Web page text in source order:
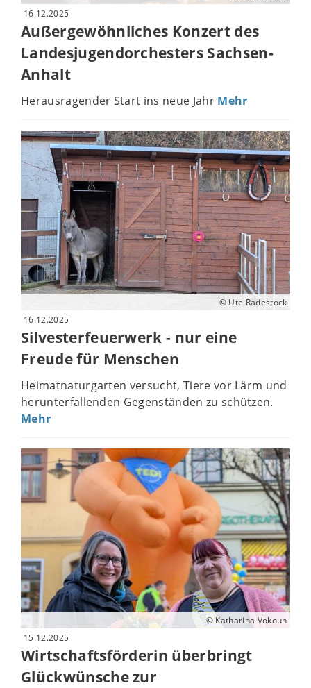
16.12.2025
Außergewöhnliches Konzert des
Landesjugendorchesters Sachsen-
Anhalt
Herausragender Start ins neue Jahr Mehr
© Ute Radestock
16.12.2025
Silvesterfeuerwerk - nur eine
Freude für Menschen
Heimatnaturgarten versucht, Tiere vor Lärm und
herunterfallenden Gegenständen zu schützen.
Mehr
© Katharina Vokoun
15.12.2025
Wirtschaftsförderin überbringt
Glückwünsche zur